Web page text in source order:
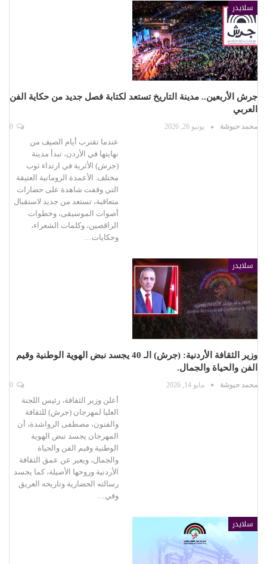
سلايدر
جرش الأربعين.. مدينة التاريخ تستعد لكتابة فصل جديد من حكاية الفن
العربي
محمد حبوشة يونيو 26, 2026
عندما تقترب أيام الصيف من
نهايتها في الأردن، تبدأ مدينة
(جرش) الأثرية في ارتداء ثوب
مختلف. الأعمدة الرومانية العتيقة
التي وقفت شاهدة على حضارات
متعاقبة، تستعد من جديد لاستقبال
أصوات الموسيقى، وخطوات
الراقصين، وكلمات الشعراء،
وحكايات…
سلايدر
وزير الثقافة الأردنية: (جرش) الـ 40 يجسد نبض الهوية الوطنية وقيم
الفن والحياة والجمال.
محمد حبوشة مايو 14, 2026
أعلن وزير الثقافة، رئيس اللجنة
العليا لمهرجان (جرش) للثقافة
والفنون، مصطفى الرواشدة، أن
المهرجان يجسد نبض الهوية
الوطنية وقيم الفن والحياة
والجمال، ويعبر عن عمق الثقافة
الأردنية وروحها الأصيلة، كما يجسد
رسالته الحضارية وتاريخه العريق
وفي…
سلايدر